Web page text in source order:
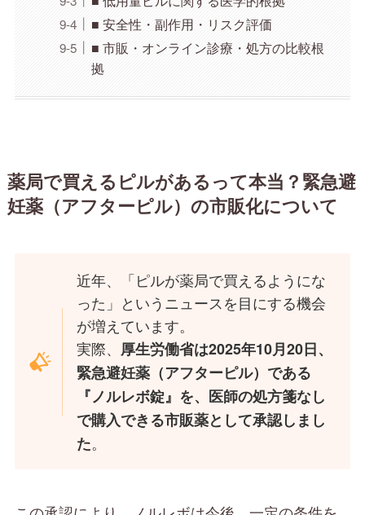
■ 安全性・副作用・リスク評価
■ 市販・オンライン診療・処方の比較根
拠
薬局で買えるピルがあるって本当？緊急避
妊薬（アフターピル）の市販化について
近年、「ピルが薬局で買えるようにな
った」というニュースを目にする機会
が増えています。
実際、 厚生労働省は2025年10月20日、
緊急避妊薬（アフターピル）である
『ノルレボ錠』を、医師の処方箋なし
で購入できる市販薬として承認しまし
た。